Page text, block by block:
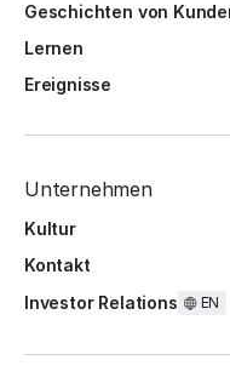
Geschichten von
Lernen
Ereignisse
Unternehmen
Kultur
Kontakt
Investor Relations
EN